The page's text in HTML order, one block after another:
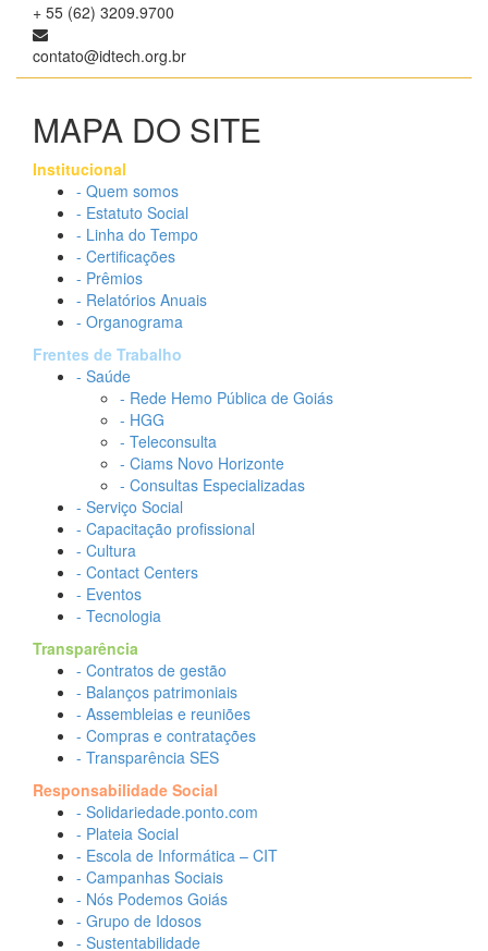
+ 55 (62) 3209.9700
contato@idtech.org.br
MAPA DO SITE
Institucional
- Quem somos
- Estatuto Social
- Linha do Tempo
- Certificações
- Prêmios
- Relatórios Anuais
- Organograma
Frentes de Trabalho
- Saúde
- Rede Hemo Pública de Goiás
- HGG
- Teleconsulta
- Ciams Novo Horizonte
- Consultas Especializadas
- Serviço Social
- Capacitação profissional
- Cultura
- Contact Centers
- Eventos
- Tecnologia
Transparência
- Contratos de gestão
- Balanços patrimoniais
- Assembleias e reuniões
- Compras e contratações
- Transparência SES
Responsabilidade Social
- Solidariedade.ponto.com
- Plateia Social
- Escola de Informática – CIT
- Campanhas Sociais
- Nós Podemos Goiás
- Grupo de Idosos
- Sustentabilidade